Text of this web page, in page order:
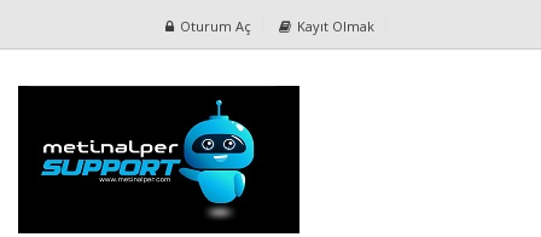
Oturum Aç Kayıt Olmak